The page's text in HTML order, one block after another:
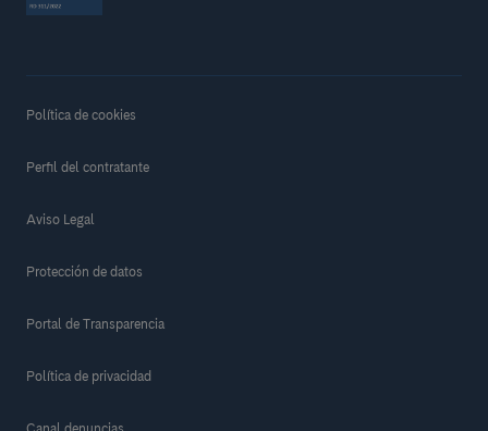
Política de cookies
Perfil del contratante
Aviso Legal
Protección de datos
Portal de Transparencia
Política de privacidad